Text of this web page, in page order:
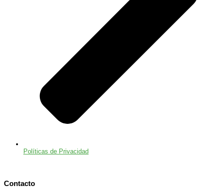
Políticas de Privacidad
Contacto